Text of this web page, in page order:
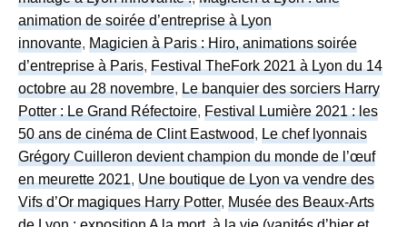
animation de soirée d’entreprise à Lyon
innovante,Magicien à Paris : Hiro, animations soirée
d’entreprise à Paris,Festival TheFork 2021 à Lyon du 14
octobre au 28 novembre,Le banquier des sorciers Harry
Potter : Le Grand Réfectoire,Festival Lumière 2021 : les
50 ans de cinéma de Clint Eastwood,Le chef lyonnais
Grégory Cuilleron devient champion du monde de l’œuf
en meurette 2021,Une boutique de Lyon va vendre des
Vifs d’Or magiques Harry Potter,Musée des Beaux-Arts